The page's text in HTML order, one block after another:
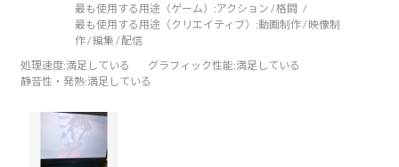
最も使用する用途（ゲーム）:アクション / 格闘
最も使用する用途（クリエイティブ）:動画制作 / 映像制
作 / 編集 / 配信
処理速度:満足している グラフィック性能:満足している
静音性・発熱:満足している